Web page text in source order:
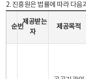
2. 진흥원은 법률에 따라 다음
순번
제공받는
자
제공목적